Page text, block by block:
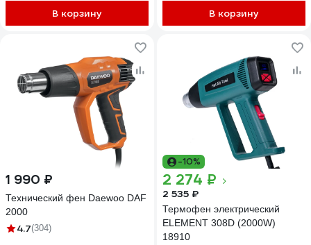
В корзину В корзину
1 990 ₽
Технический фен Daewoo DAF
2000
4.7(304)
-10%
2 274 ₽
2 535 ₽
Термофен электрический
ELEMENT 308D (2000W)
18910